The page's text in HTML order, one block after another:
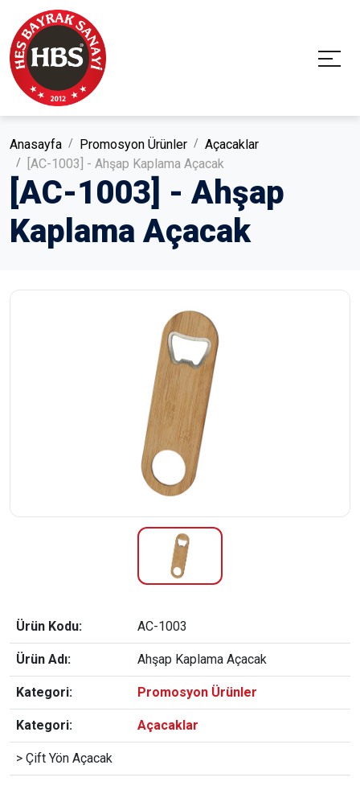
Anasayfa Promosyon Ürünler
Açacaklar
[AC-1003] - Ahşap Kaplama Açacak
[AC-1003] - Ahşap
Kaplama Açacak
Ürün Kodu: AC-1003
Ürün Adı: Ahşap Kaplama Açacak
Kategori: Promosyon Ürünler
Kategori: Açacaklar
> Çift Yön Açacak